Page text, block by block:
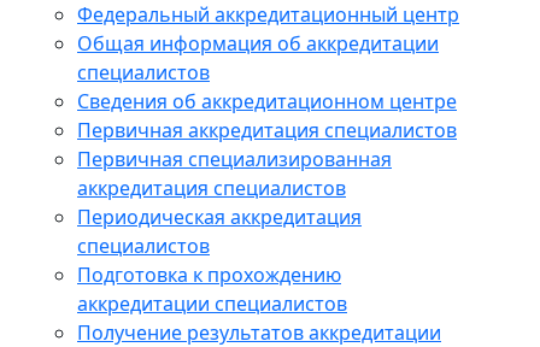
Федеральный аккредитационный центр
Общая информация об аккредитации
специалистов
Сведения об аккредитационном центре
Первичная аккредитация специалистов
Первичная специализированная
аккредитация специалистов
Периодическая аккредитация
специалистов
Подготовка к прохождению
аккредитации специалистов
Получение результатов аккредитации